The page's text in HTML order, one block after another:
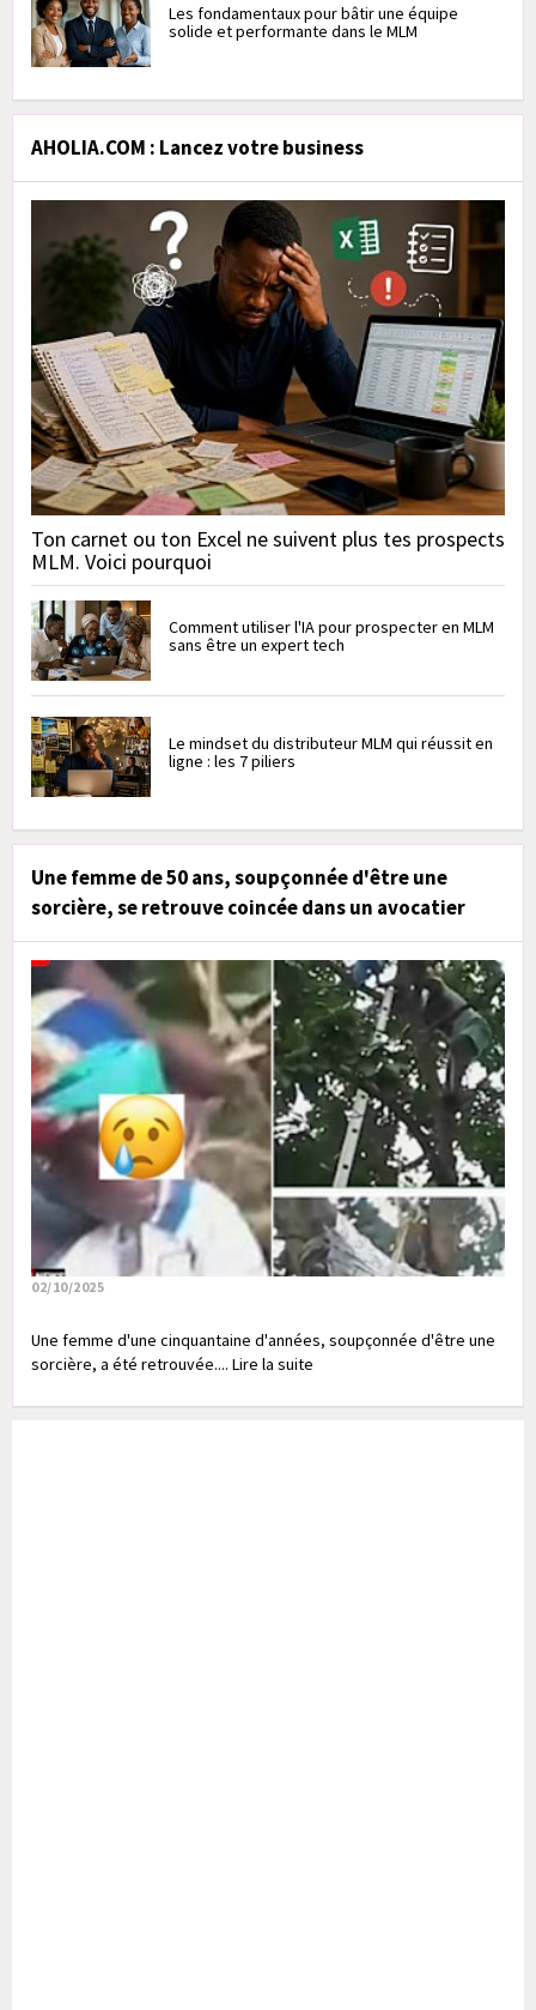
Les fondamentaux pour bâtir une équipe
solide et performante dans le MLM
AHOLIA.COM : Lancez votre business
Ton carnet ou ton Excel ne suivent plus tes prospects
MLM. Voici pourquoi
Comment utiliser l'IA pour prospecter en MLM
sans être un expert tech
Le mindset du distributeur MLM qui réussit en
ligne : les 7 piliers
Une femme de 50 ans, soupçonnée d'être une
sorcière, se retrouve coincée dans un avocatier
02/10/2025
Une femme d'une cinquantaine d'années, soupçonnée d'être une
sorcière, a été retrouvée.... Lire la suite